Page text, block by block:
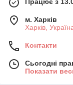
м. Харків
Харків,
Контакти
Сьогодні
Показати